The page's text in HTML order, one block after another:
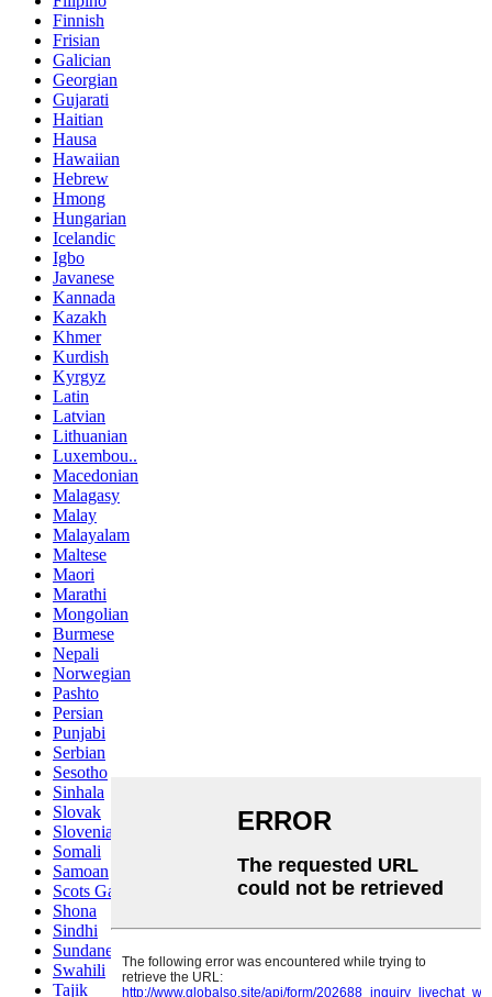
Finnish
Frisian
Galician
Georgian
Gujarati
Haitian
Hausa
Hawaiian
Hebrew
Hmong
Hungarian
Icelandic
Igbo
Javanese
Kannada
Kazakh
Khmer
Kurdish
Kyrgyz
Latin
Latvian
Lithuanian
Luxembou..
Macedonian
Malagasy
Malay
Malayalam
Maltese
Maori
Marathi
Mongolian
Burmese
Nepali
Norwegian
Pashto
Persian
Punjabi
Serbian
Sesotho
Sinhala
Slovak
Slovenian
Somali
Samoan
Scots Gaelic
Shona
Sindhi
Sundanese
Swahili
Tajik